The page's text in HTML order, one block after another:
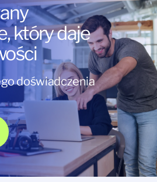
który daje
doświadczenia